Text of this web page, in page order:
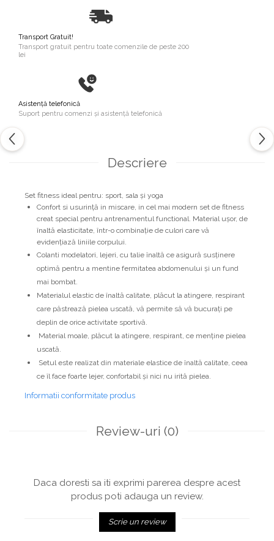
Transport Gratuit!
Transport gratuit pentru toate comenzile de peste 200
lei
Asistență telefonică
Suport pentru comenzi și asistență telefonică
Descriere
Set fitness ideal pentru: sport, sala și yoga
Confort si usurință in miscare, in cel mai modern set de fitness
creat special pentru antrenamentul functional. Material ușor, de
înaltă elasticitate, într-o combinație de culori care vă
evidențiază liniile corpului.
Colanti modelatori, lejeri, cu talie înaltă ce asigură susținere
optimă pentru a mentine fermitatea abdomenului și un fund
mai bombat.
Materialul elastic de înaltă calitate, plăcut la atingere, respirant
care păstrează pielea uscată, vă permite să vă bucurați pe
deplin de orice activitate sportivă.
Material moale, plăcut la atingere, respirant, ce menține pielea
uscată.
Setul este realizat din materiale elastice de înaltă calitate, ceea
ce îl face foarte lejer, confortabil și nici nu irită pielea.
Informatii conformitate produs
Review-uri (0)
Daca doresti sa iti exprimi parerea despre acest
produs poti adauga un review.
Scrie un review